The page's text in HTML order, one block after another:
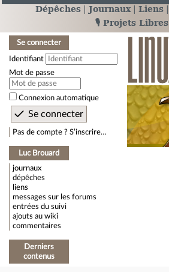
Dépêches Journaux Liens
🎙️ Projets Libres
Se connecter
Identifiant
Mot de passe
Connexion automatique
Pas de compte ? S’inscrire…
Luc Brouard
journaux
dépêches
liens
messages sur les forums
entrées du suivi
ajouts au wiki
commentaires
Derniers
contenus